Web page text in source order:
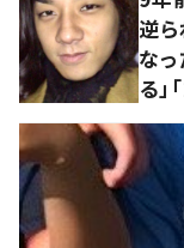
逆
な
る」